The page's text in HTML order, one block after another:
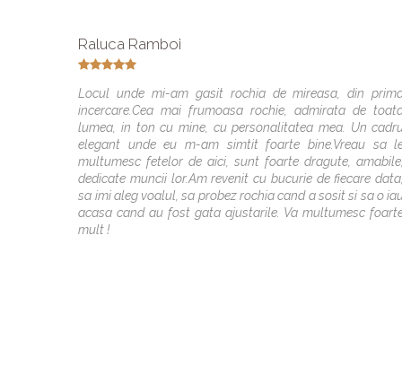
Raluca Ramboi
Locul unde mi-am gasit rochia de mireasa, din
incercare.Cea mai frumoasa rochie, admirata de
lumea, in ton cu mine, cu personalitatea mea. Un
elegant unde eu m-am simtit foarte bine.Vreau sa
multumesc fetelor de aici, sunt foarte dragute, amabile,
dedicate muncii lor.Am revenit cu bucurie de fiecare data,
sa imi aleg voalul, sa probez rochia cand a sosit si sa o
acasa cand au fost gata ajustarile. Va multumesc
mult !